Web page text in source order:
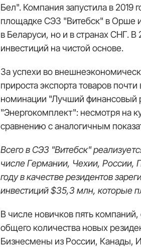
Бел". Компания запустила в 2019
площадке СЭЗ "Витебск" в Орше
в Беларуси, но и в странах СНГ.
инвестиций на чистой основе.
За успехи во
прироста экспорта товаров
номинации "Лучший финансовый
"Энергокомплект": несмотря на
сравнению с аналогичным
Всего в СЭЗ "Витебск"
числе Германии, Чехии, России,
году в качестве резидентов
инвестиций $35,3 млн, которые
В числе новичков пять
общего количества новых
Бизнесмены из России, Канады,